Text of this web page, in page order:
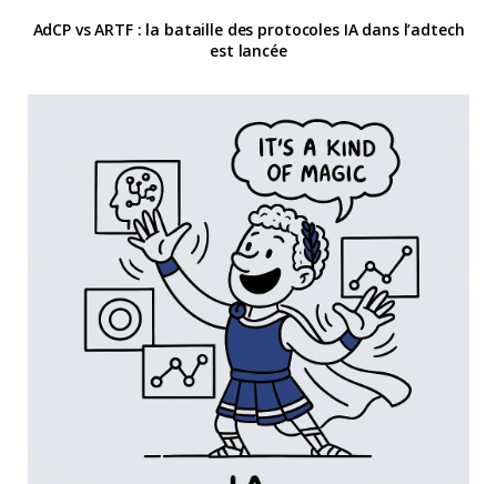
AdCP vs ARTF : la bataille des protocoles IA dans l’adtech
est lancée